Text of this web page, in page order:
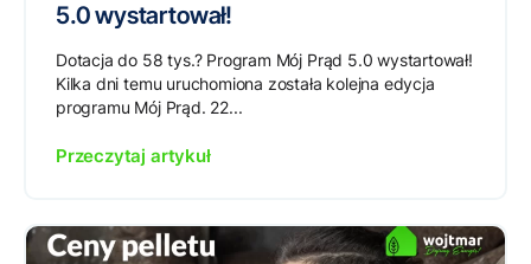
5.0 wystartował!
Dotacja do 58 tys.? Program Mój Prąd 5.0 wystartował!
Kilka dni temu uruchomiona została kolejna edycja
programu Mój Prąd. 22...
Przeczytaj artykuł